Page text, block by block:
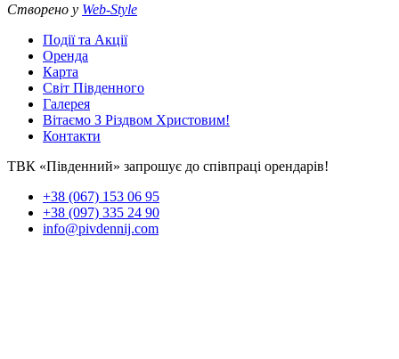
Створено у Web-Style
Події та Акції
Оренда
Карта
Світ Південного
Галерея
Вітаємо З Різдвом Христовим!
Контакти
ТВК «Південний» запрошує до співпраці орендарів!
+38 (067) 153 06 95
+38 (097) 335 24 90
info@pivdennij.com